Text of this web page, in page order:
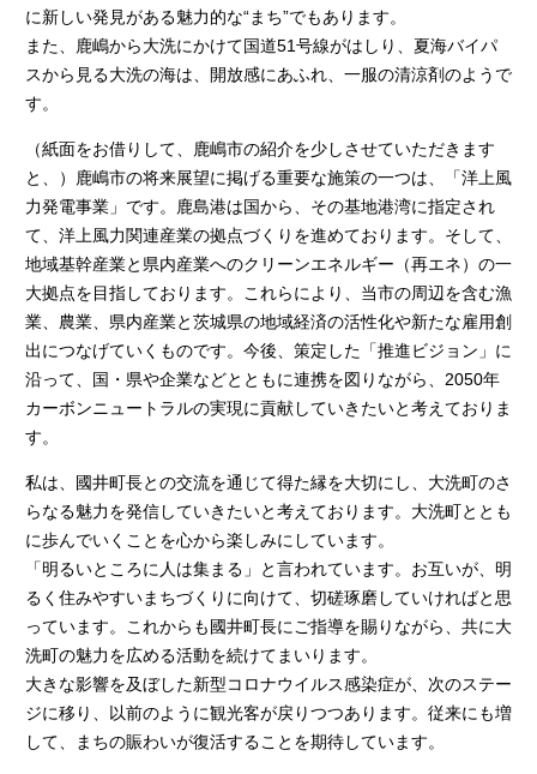
に新しい発見がある魅力的な“まち”でもあります。
また、鹿嶋から大洗にかけて国道51号線がはしり、夏海バイパ
スから見る大洗の海は、開放感にあふれ、一服の清涼剤のようで
す。
（紙面をお借りして、鹿嶋市の紹介を少しさせていただきます
と、）鹿嶋市の将来展望に掲げる重要な施策の一つは、「洋上風
力発電事業」です。鹿島港は国から、その基地港湾に指定され
て、洋上風力関連産業の拠点づくりを進めております。そして、
地域基幹産業と県内産業へのクリーンエネルギー（再エネ）の一
大拠点を目指しております。これらにより、当市の周辺を含む漁
業、農業、県内産業と茨城県の地域経済の活性化や新たな雇用創
出につなげていくものです。今後、策定した「推進ビジョン」に
沿って、国・県や企業などとともに連携を図りながら、2050年
カーボンニュートラルの実現に貢献していきたいと考えておりま
す。
私は、國井町長との交流を通じて得た縁を大切にし、大洗町のさ
らなる魅力を発信していきたいと考えております。大洗町ととも
に歩んでいくことを心から楽しみにしています。
「明るいところに人は集まる」と言われています。お互いが、明
るく住みやすいまちづくりに向けて、切磋琢磨していければと思
っています。これからも國井町長にご指導を賜りながら、共に大
洗町の魅力を広める活動を続けてまいります。
大きな影響を及ぼした新型コロナウイルス感染症が、次のステー
ジに移り、以前のように観光客が戻りつつあります。従来にも増
して、まちの賑わいが復活することを期待しています。